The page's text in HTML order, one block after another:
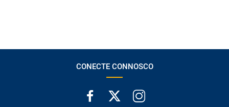
CONECTE CONNOSCO